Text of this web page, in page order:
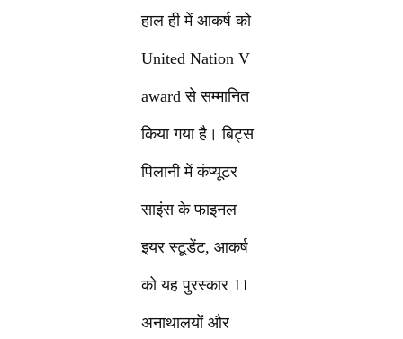
हाल ही में आकर्ष को
United Nation V
award से सम्मानित
किया गया है। बिट्स
पिलानी में कंप्यूटर
साइंस के फाइनल
इयर स्टूडेंट, आकर्ष
को यह पुरस्कार 11
अनाथालयों और